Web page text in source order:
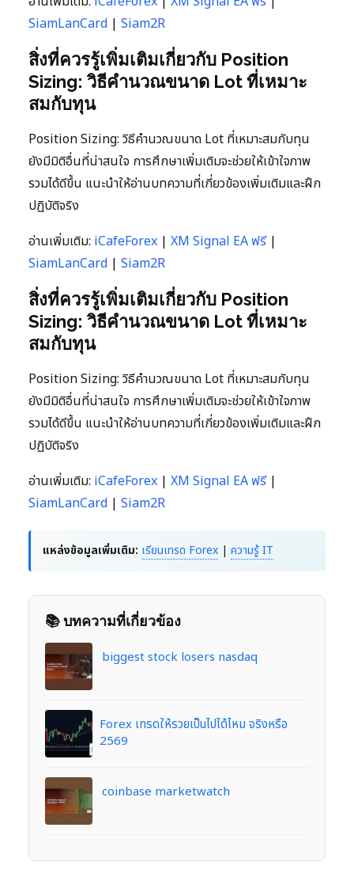
SiamLanCard | Siam2R
สิ่งที่ควรรู้เพิ่มเติมเกี่ยวกับ Position
Sizing: วิธีคำนวณขนาด Lot ที่เหมาะ
สมกับทุน
Position Sizing: วิธีคำนวณขนาด Lot ที่เหมาะสมกับทุน
ยังมีมิติอื่นที่น่าสนใจ การศึกษาเพิ่มเติมจะช่วยให้เข้าใจภาพ
รวมได้ดีขึ้น แนะนำให้อ่านบทความที่เกี่ยวข้องเพิ่มเติมและฝึก
ปฏิบัติจริง
อ่านเพิ่มเติม: iCafeForex | XM Signal EA ฟรี|
SiamLanCard | Siam2R
สิ่งที่ควรรู้เพิ่มเติมเกี่ยวกับ Position
Sizing: วิธีคำนวณขนาด Lot ที่เหมาะ
สมกับทุน
Position Sizing: วิธีคำนวณขนาด Lot ที่เหมาะสมกับทุน
ยังมีมิติอื่นที่น่าสนใจ การศึกษาเพิ่มเติมจะช่วยให้เข้าใจภาพ
รวมได้ดีขึ้น แนะนำให้อ่านบทความที่เกี่ยวข้องเพิ่มเติมและฝึก
ปฏิบัติจริง
อ่านเพิ่มเติม: iCafeForex | XM Signal EA ฟรี|
SiamLanCard | Siam2R
แหล่งข้อมูลเพิ่มเติม: เรียนเทรด Forex | ความรู้ IT
📚 บทความที่เกี่ยวข้อง
biggest stock losers nasdaq
Forex เทรดให้รวยเป็นไปได้ไหม จริงหรือ
2569
coinbase marketwatch